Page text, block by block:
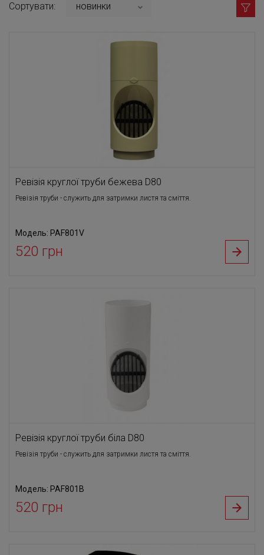
Сортувати: новинки
Ревізія круглої труби бежева D80
Ревізія труби - служить для затримки листя та сміття.
Модель: PAF801V
520 грн
Ревізія круглої труби біла D80
Ревізія труби - служить для затримки листя та сміття.
Модель: PAF801B
520 грн